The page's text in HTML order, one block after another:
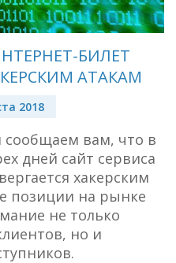
БИЛЕТ
АТАКАМ
2018
сообщаем вам, что в
дней сайт сервиса
хакерским
позиции на рынке
не только
но и